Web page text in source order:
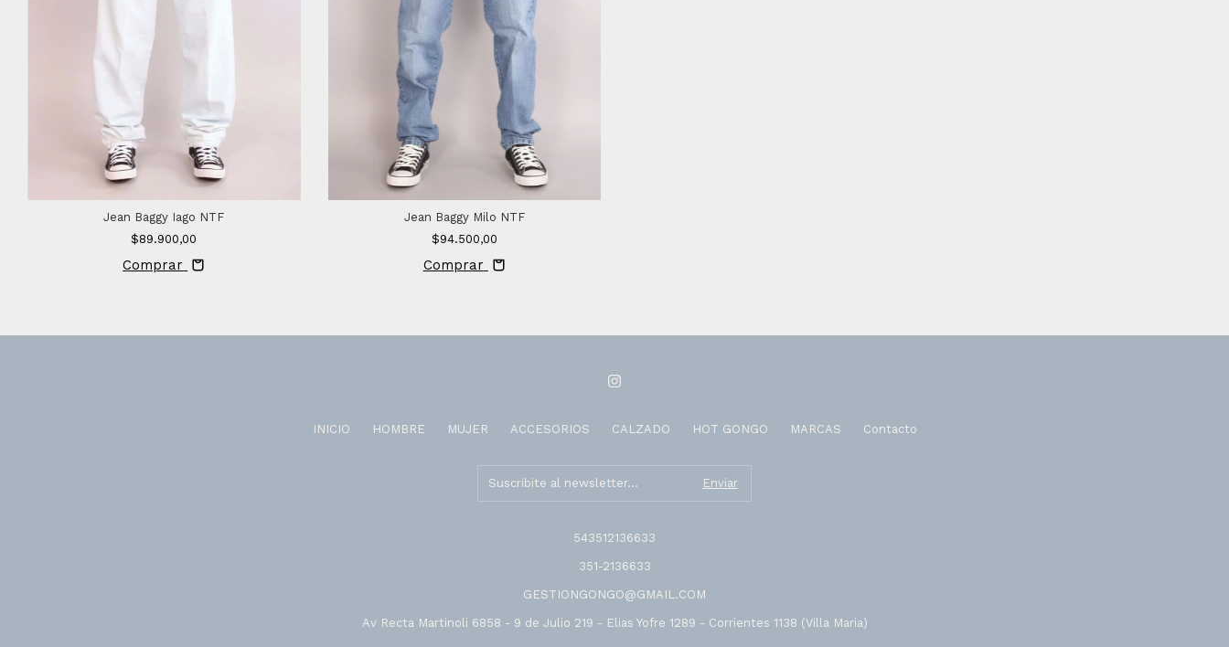
Jean Baggy Iago NTF
$89.900,00
Comprar
Jean Baggy Milo NTF
$94.500,00
Comprar
INICIO HOMBRE MUJER ACCESORIOS CALZADO HOT GONGO MARCAS Contacto
543512136633
351-2136633
GESTIONGONGO@GMAIL.COM
Av Recta Martinoli 6858 - 9 de Julio 219 - Elias Yofre 1289 - Corrientes 1138 (Villa Maria)